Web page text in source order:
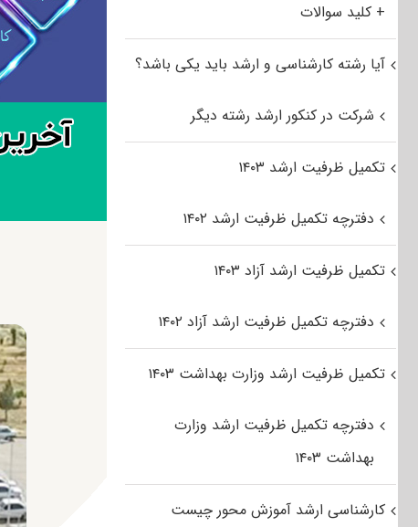
+ کلید سوالات
آیا رشته کارشناسی و ارشد باید یکی باشد؟
شرکت در کنکور ارشد رشته دیگر
تکمیل ظرفیت ارشد ۱۴۰۳
دفترچه تکمیل ظرفیت ارشد ۱۴۰۲
تکمیل ظرفیت ارشد آزاد ۱۴۰۳
دفترچه تکمیل ظرفیت ارشد آزاد ۱۴۰۲
تکمیل ظرفیت ارشد وزارت بهداشت ۱۴۰۳
دفترچه تکمیل ظرفیت ارشد وزارت
بهداشت ۱۴۰۳
کارشناسی ارشد آموزش محور چیست